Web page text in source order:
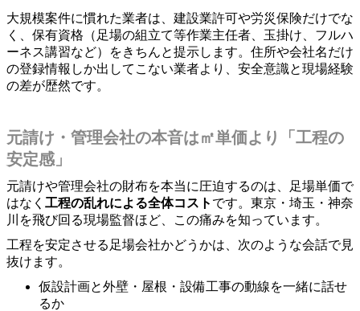
大規模案件に慣れた業者は、建設業許可や労災保険だけでな
く、保有資格（足場の組立て等作業主任者、玉掛け、フルハ
ーネス講習など）をきちんと提示します。住所や会社名だけ
の登録情報しか出してこない業者より、安全意識と現場経験
の差が歴然です。
元請け・管理会社の本音は㎡単価より「工程の
安定感」
元請けや管理会社の財布を本当に圧迫するのは、足場単価で
はなく 工程の乱れによる全体コスト です。東京・埼玉・神奈
川を飛び回る現場監督ほど、この痛みを知っています。
工程を安定させる足場会社かどうかは、次のような会話で見
抜けます。
仮設計画と外壁・屋根・設備工事の動線を一緒に話せ
るか